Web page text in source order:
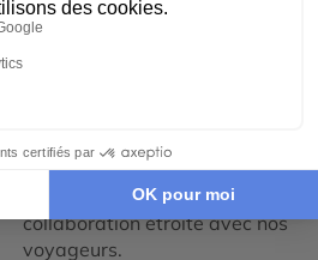
1
Chez Cercle des Voyages,
nous concevons des voyages
100% personnalisables, en
collaboration étroite avec nos
voyageurs.